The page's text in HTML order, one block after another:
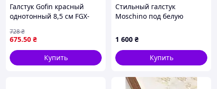
Галстук Gofin красный
однотонный 8,5 см FGX-
675.50 ₴
728₴
Купить
Стильный галстук
Moschino под белую
1HC4527C76
1 600 ₴
Купить